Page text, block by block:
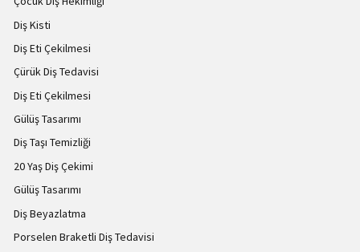
Diş Kisti
Diş Eti Çekilmesi
Çürük Diş Tedavisi
Diş Eti Çekilmesi
Gülüş Tasarımı
Diş Taşı Temizliği
20 Yaş Diş Çekimi
Gülüş Tasarımı
Diş Beyazlatma
Porselen Braketli Diş Tedavisi